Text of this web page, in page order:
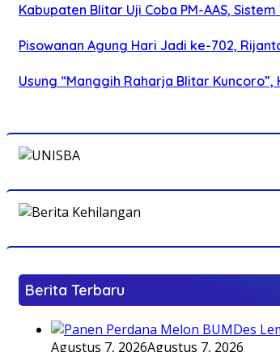
Kabupaten Blitar Uji Coba PM-AAS,
Pisowanan Agung Hari Jadi ke-702,
Usung “Manggih Raharja Blitar
Berita Terbaru
Agustus 7, 2026Agustus 7, 2026